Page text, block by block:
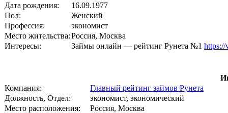
Дата рождения:
16.09.1977
Пол:
Женский
Профессия:
экономист
Место жительства:Россия, Москва
Интересы:
Займы онлайн — рейтинг Рунета №1 https://
Компания:
Главный рейтинг займов Рунета
Должность, Отдел:
экономист, экономический
Место расположения:
Россия, Москва